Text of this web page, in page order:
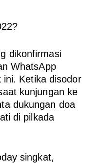
dikonfirmasi
WhatsApp
ini. Ketika disodor
kunjungan ke
dukungan doa
di pilkada
singkat,